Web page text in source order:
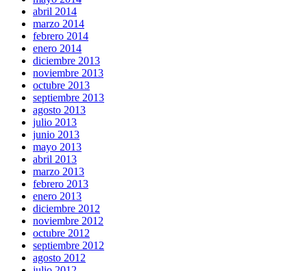
abril 2014
marzo 2014
febrero 2014
enero 2014
diciembre 2013
noviembre 2013
octubre 2013
septiembre 2013
agosto 2013
julio 2013
junio 2013
mayo 2013
abril 2013
marzo 2013
febrero 2013
enero 2013
diciembre 2012
noviembre 2012
octubre 2012
septiembre 2012
agosto 2012